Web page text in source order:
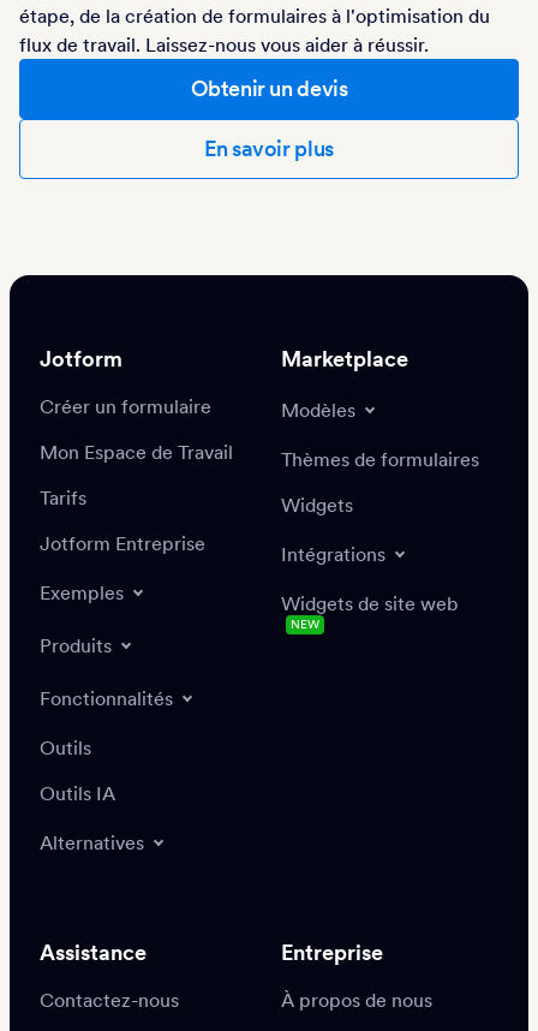
étape, de la création de formulaires à l'optimisation du
flux de travail. Laissez-nous vous aider à réussir.
Obtenir un devis
En savoir plus
Jotform
Créer un formulaire
Mon Espace de Travail
Tarifs
Jotform Entreprise
Exemples
Produits
Fonctionnalités
Outils
Outils IA
Alternatives
Marketplace
Modèles
Thèmes de formulaires
Widgets
Intégrations
Widgets de site web
NEW
Assistance
Contactez-nous
Entreprise
À propos de nous